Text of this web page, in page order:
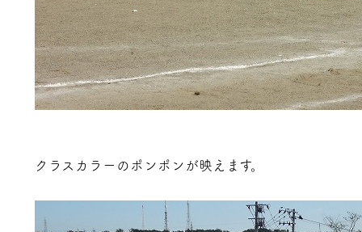
クラスカラーのポンポンが映えます。